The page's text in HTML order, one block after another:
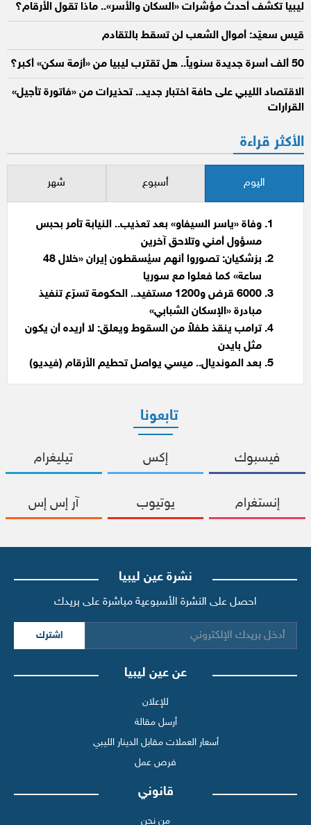
ليبيا تكشف أحدث مؤشرات «السكان والأسر».. ماذا تقول الأرقام؟
قيس سعيّد: أموال الشعب لن تسقط بالتقادم
50 ألف أسرة جديدة سنوياً.. هل تقترب ليبيا من «أزمة سكن» أكبر؟
الاقتصاد الليبي على حافة اختبار جديد.. تحذيرات من «فاتورة تأجيل»
القرارات
الأكثر قراءة
اليوم أسبوع شهر
وفاة «ياسر السيفاو» بعد تعذيب.. النيابة تأمر بحبس
مسؤول أمني وتلاحق آخرين
بزشكيان: تصوروا أنهم سيُسقطون إيران «خلال 48
ساعة» كما فعلوا مع سوريا
6000 قرض و1200 مستفيد.. الحكومة تسرّع تنفيذ
مبادرة «الإسكان الشبابي»
ترامب ينقذ طفلاً من السقوط ويعلق: لا أريده أن يكون
مثل بايدن
بعد المونديال.. ميسي يواصل تحطيم الأرقام (فيديو)
تابعونا
فيسبوك إكس تيليغرام
إنستغرام يوتيوب آر إس إس
نشرة عين ليبيا
احصل على النشرة الأسبوعية مباشرة على بريدك
اشترك
عن عين ليبيا
للإعلان
أرسل مقالة
أسعار العملات مقابل الدينار الليبي
فرص عمل
قانوني
من نحن